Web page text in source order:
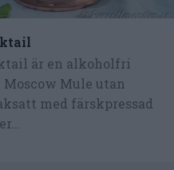
är en alkoholfri
Mule utan
med färskpressad